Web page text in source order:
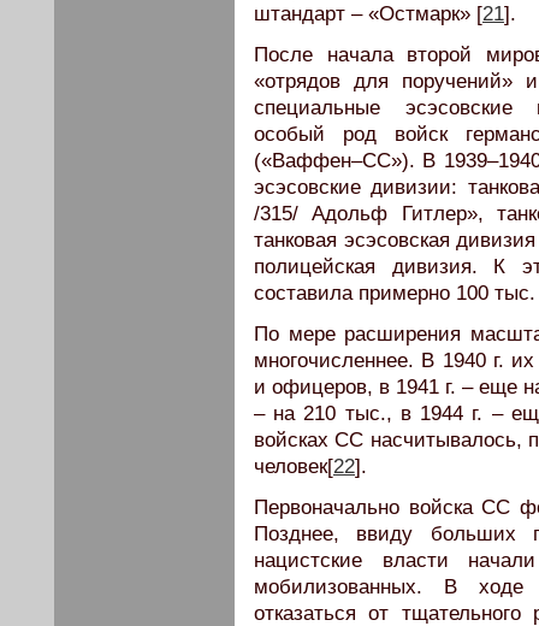
штандарт – «Остмарк» [21].
После начала второй
«отрядов для поручений»
специальные эсэсовские
особый род войск
(«Ваффен–СС»). В
эсэсовские дивизии:
/315/ Адольф Гитлер»,
танковая эсэсовская
полицейская дивизия. К
составила примерно 100 тыс.
По мере расширения
многочисленнее. В 1940 г.
и офицеров, в 1941 г. – еще
– на 210 тыс., в 1944 г. –
войсках СС насчитывалось,
человек[22].
Первоначально войска СС
Позднее, ввиду больших
нацистские власти
мобилизованных. В ходе
отказаться от